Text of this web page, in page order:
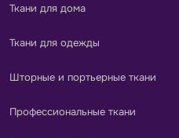
Ткани для дома
Ткани для одежды
Шторные и портьерные ткани
Профессиональные ткани